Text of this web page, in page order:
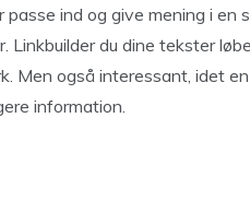
ind og give mening i en
du dine tekster
Men også interessant, idet
information.